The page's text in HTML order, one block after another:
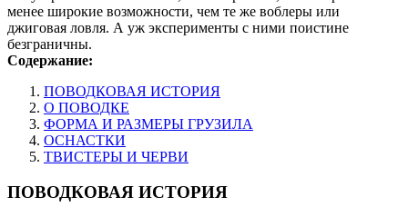
менее широкие возможности, чем те же воблеры или
джиговая ловля. А уж эксперименты с ними поистине
безграничны.
Содержание:
ПОВОДКОВАЯ ИСТОРИЯ
О ПОВОДКЕ
ФОРМА И РАЗМЕРЫ ГРУЗИЛА
ОСНАСТКИ
ТВИСТЕРЫ И ЧЕРВИ
ПОВОДКОВАЯ ИСТОРИЯ